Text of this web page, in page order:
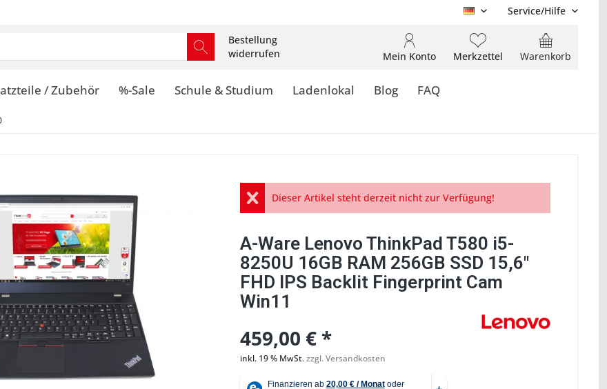
DE Service/Hilfe
Bestellung
widerrufen
Warenkorb
Merkzettel
Mein Konto
/ Zubehör %-Sale Schule & Studium Ladenlokal Blog FAQ
Abbildung ähnlich
Dieser Artikel steht derzeit nicht zur Verfügung!
A-Ware Lenovo ThinkPad T580 i5-
8250U 16GB RAM 256GB SSD 15,6"
FHD IPS Backlit Fingerprint Cam
Win11
459,00 € *
inkl. 19 % MwSt.zzgl. Versandkosten